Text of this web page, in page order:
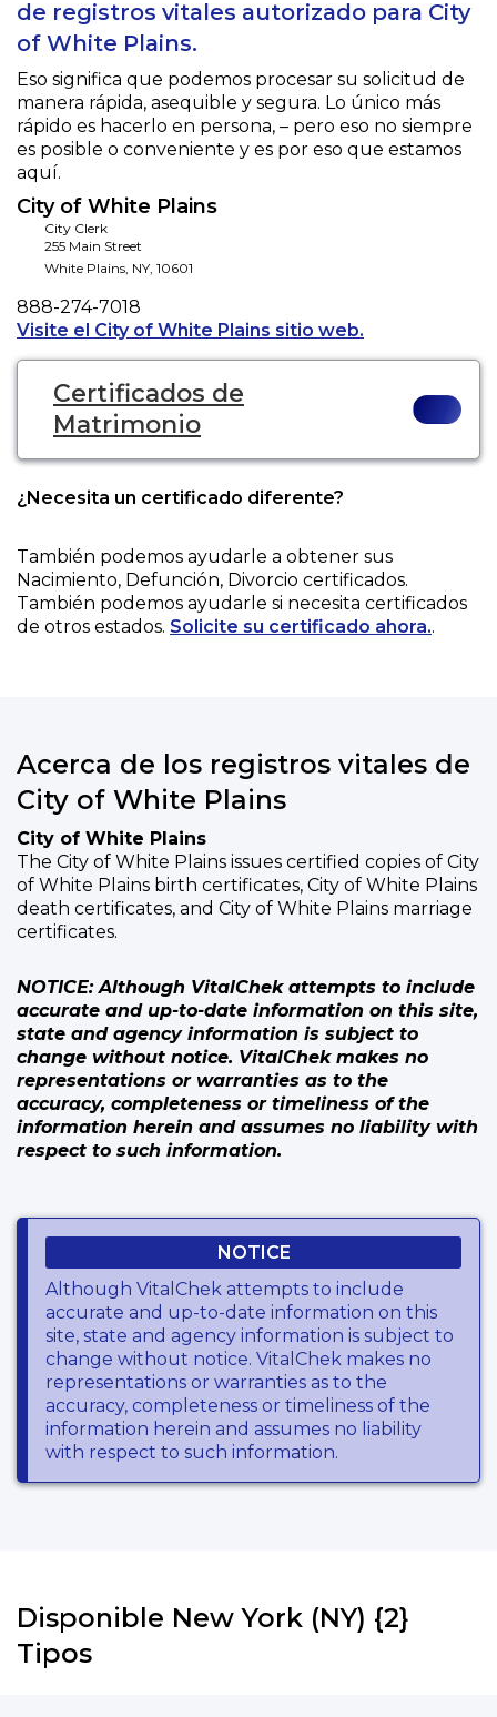
de registros vitales autorizado para City
of White Plains.
Eso significa que podemos procesar su solicitud de
manera rápida, asequible y segura. Lo único más
rápido es hacerlo en persona, – pero eso no siempre
es posible o conveniente y es por eso que estamos
aquí.
City of White Plains
City Clerk
255 Main Street
White Plains, NY, 10601
Phone
888-274-7018
Visite el City of White Plains sitio web.
Certificados de
Matrimonio
¿Necesita un certificado diferente?
También podemos ayudarle a obtener sus
Nacimiento, Defunción, Divorcio certificados.
También podemos ayudarle si necesita certificados
de otros estados. Solicite su certificado ahora..
Acerca de los registros vitales de
City of White Plains
City of White Plains
The City of White Plains issues certified copies of City
of White Plains birth certificates, City of White Plains
death certificates, and City of White Plains marriage
certificates.
NOTICE: Although VitalChek attempts to include
accurate and up-to-date information on this site,
state and agency information is subject to
change without notice. VitalChek makes no
representations or warranties as to the
accuracy, completeness or timeliness of the
information herein and assumes no liability with
respect to such information.
NOTICE
Although VitalChek attempts to include
accurate and up-to-date information on this
site, state and agency information is subject to
change without notice. VitalChek makes no
representations or warranties as to the
accuracy, completeness or timeliness of the
information herein and assumes no liability
with respect to such information.
Disponible New York (NY) {2}
Tipos